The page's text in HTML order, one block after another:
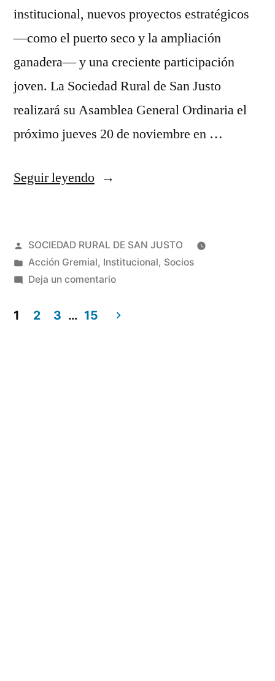
institucional, nuevos proyectos estratégicos
—como el puerto seco y la ampliación
ganadera— y una creciente participación
joven. La Sociedad Rural de San Justo
realizará su Asamblea General Ordinaria el
próximo jueves 20 de noviembre en …
Seguir leyendo
SOCIEDAD RURAL DE SAN JUSTO
Acción Gremial, Institucional, Socios
Deja un comentario
1 2 3 … 15